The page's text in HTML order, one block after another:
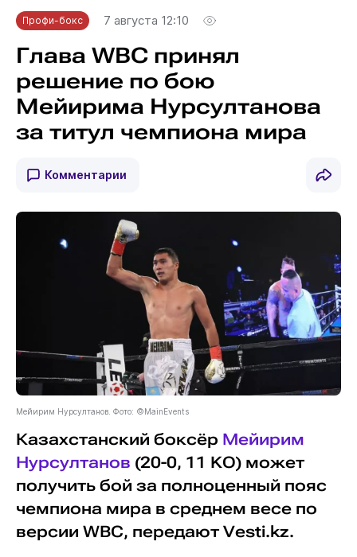
Профи-бокс 7 августа 12:10
Глава WBC принял
решение по бою
Мейирима Нурсултанова
за титул чемпиона мира
Комментарии
Мейирим Нурсултанов. Фото: ©MainEvents
Казахстанский боксёр Мейирим
Нурсултанов (20-0, 11 KO) может
получить бой за полноценный пояс
чемпиона мира в среднем весе по
версии WBC, передают Vesti.kz.